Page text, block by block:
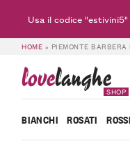
HOME » PIEMONTE BARBERA DOC –
lovelanghe
SHOP
BIANCHI ROSATI ROSSI
Usa il codice